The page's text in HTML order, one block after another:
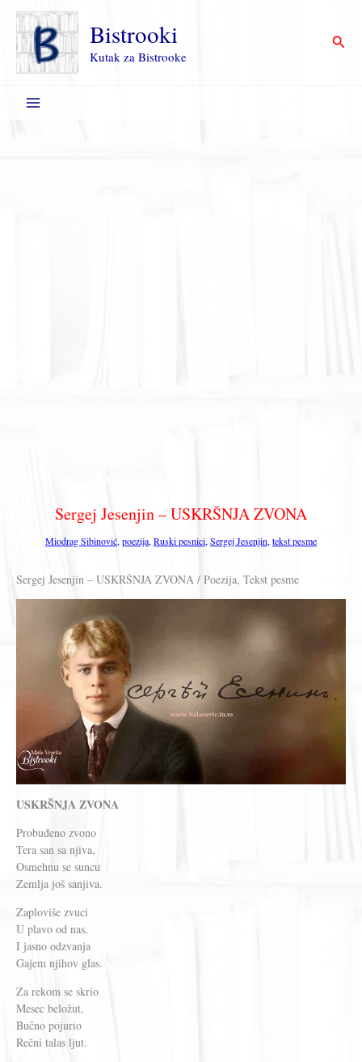
Пређи
садржај
Bistrooki
Kutak za Bistrooke
Sergej Jesenjin – USKRŠNJA ZVONA
Miodrag Sibinović, poezija, Ruski pesnici, Sergej Jesenjin, tekst pesme
Sergej Jesenjin – USKRŠNJA ZVONA / Poezija, Tekst pesme
USKRŠNJA ZVONA
Probuđeno zvono
Tera san sa njiva,
Osmehnu se suncu
Zemlja još sanjiva.
Zaploviše zvuci
U plavo od nas,
I jasno odzvanja
Gajem njihov glas.
Za rekom se skrio
Mesec beložut,
Bučno pojurio
Rečni talas ljut.